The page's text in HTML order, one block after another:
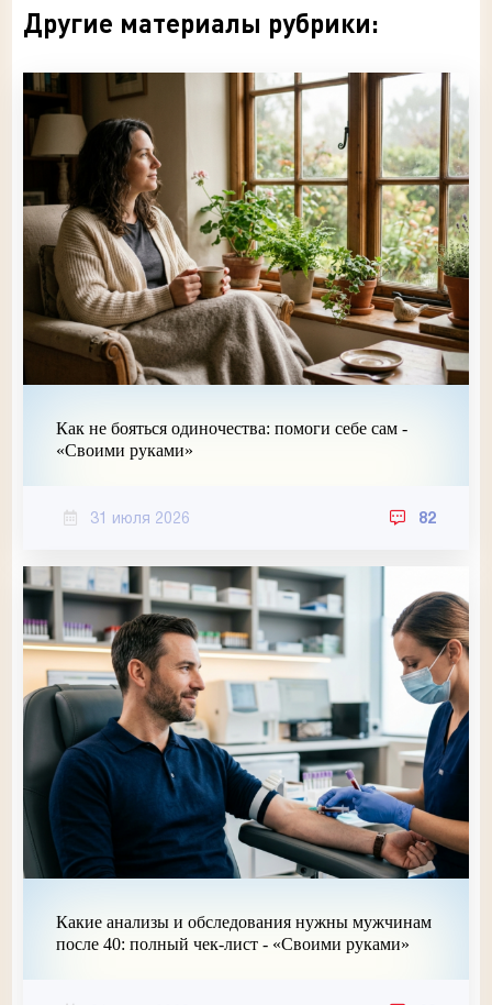
Другие материалы рубрики:
Как не бояться одиночества: помоги себе сам -
«Своими руками»
31 июля 2026 82
Какие анализы и обследования нужны мужчинам
после 40: полный чек-лист - «Своими руками»